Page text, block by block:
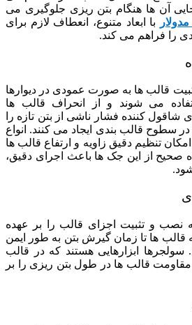
آن ها هنگام بتن ریزی جلوگیری می
با ابعاد متنوع، انعطاف لازم برای
را فراهم می کند.
قالب ها به صورت عمودی در دیوارها
می شوند و از انحراف قالب ها
کننده فشار ناشی از بتن تازه را
سطوح قالب بندی ایجاد می کنند. انواع
تنظیم دقیق زاویه و ارتفاع قالب ها
صحیح از این جک ها باعث اجرای دقیق،
نصب و تثبیت اجزای قالب را بر عهده
قالب ها تا زمان گیرش بتن به طور ایمن
سولجرها ابزارهایی هستند که در قالب
قالب ها در طول بتن ریزی را بر